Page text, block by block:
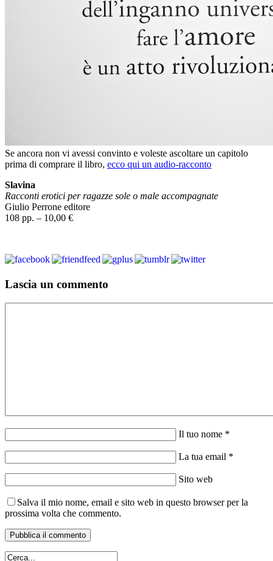
Se ancora non vi avessi convinto e voleste ascoltare un capitolo
prima di comprare il libro, ecco qui un audio-racconto
Slavina
Racconti erotici per ragazze sole o male accompagnate
Giulio Perrone editore
108 pp. – 10,00 €
Lascia un commento
Il tuo nome *
La tua email *
Sito web
Salva il mio nome, email e sito web in questo browser per la
prossima volta che commento.